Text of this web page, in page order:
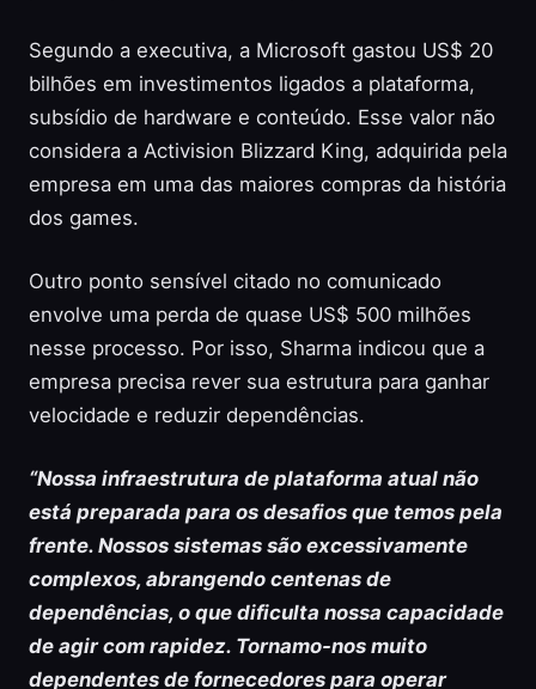
Segundo a executiva, a Microsoft gastou US$ 20
bilhões em investimentos ligados a plataforma,
subsídio de hardware e conteúdo. Esse valor não
considera a Activision Blizzard King, adquirida pela
empresa em uma das maiores compras da história
dos games.
Outro ponto sensível citado no comunicado
envolve uma perda de quase US$ 500 milhões
nesse processo. Por isso, Sharma indicou que a
empresa precisa rever sua estrutura para ganhar
velocidade e reduzir dependências.
“Nossa infraestrutura de plataforma atual não
está preparada para os desafios que temos pela
frente. Nossos sistemas são excessivamente
complexos, abrangendo centenas de
dependências, o que dificulta nossa capacidade
de agir com rapidez. Tornamo-nos muito
dependentes de fornecedores para operar